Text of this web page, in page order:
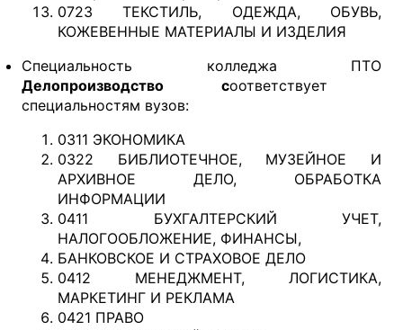
0723 ТЕКСТИЛЬ, ОДЕЖДА, ОБУВЬ,
КОЖЕВЕННЫЕ МАТЕРИАЛЫ И ИЗДЕЛИЯ
Специальность колледжа ПТО
Делопроизводство соответствует
специальностям вузов:
0311 ЭКОНОМИКА
0322 БИБЛИОТЕЧНОЕ, МУЗЕЙНОЕ И
АРХИВНОЕ ДЕЛО, ОБРАБОТКА
ИНФОРМАЦИИ
0411 БУХГАЛТЕРСКИЙ УЧЕТ,
НАЛОГООБЛОЖЕНИЕ, ФИНАНСЫ,
БАНКОВСКОЕ И СТРАХОВОЕ ДЕЛО
0412 МЕНЕДЖМЕНТ, ЛОГИСТИКА,
МАРКЕТИНГ И РЕКЛАМА
0421 ПРАВО